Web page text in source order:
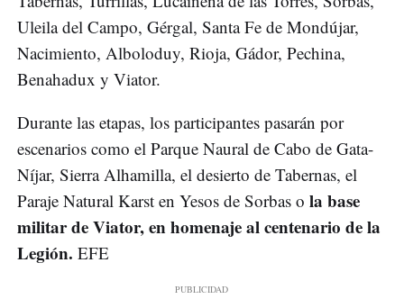
Uleila del Campo, Gérgal, Santa Fe de Mondújar,
Nacimiento, Alboloduy, Rioja, Gádor, Pechina,
Benahadux y Viator.
Durante las etapas, los participantes pasarán por
escenarios como el Parque Naural de Cabo de Gata-
Níjar, Sierra Alhamilla, el desierto de Tabernas, el
Paraje Natural Karst en Yesos de Sorbas o la base
militar de Viator, en homenaje al centenario de la
Legión. EFE